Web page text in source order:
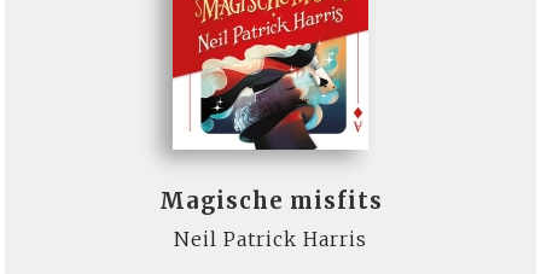
Magische misfits
Neil Patrick Harris